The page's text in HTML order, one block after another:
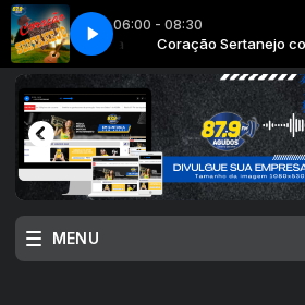
06:00 - 08:30
Rosa Coração Sertanejo com
ROGERIO PASSARINI22 -
Paulo Corrêa Tempo de Reflexão com
MENU